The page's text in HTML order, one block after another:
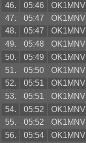
46.
05:46 OK1MNV
47.
05:47 OK1MNV
48.
05:47 OK1MNV
49.
05:48 OK1MNV
50.
05:49 OK1MNV
51.
05:50 OK1MNV
52.
05:51 OK1MNV
53.
05:51 OK1MNV
54.
05:52 OK1MNV
55.
05:52 OK1MNV
56.
05:54 OK1MNV